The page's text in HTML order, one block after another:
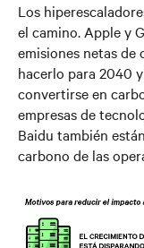
Los
el camino. Apple y
emisiones netas
hacerlo para 2040
convertirse en
empresas de
Baidu también
carbono de las